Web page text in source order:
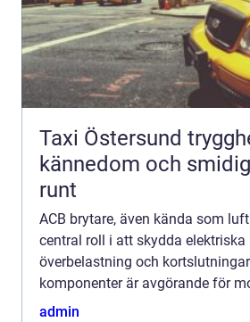
Taxi Östersund trygghet, lokal
kännedom och
runt
ACB brytare, även kända som
central roll i att skydda
överbelastning och
komponenter är avgörande för
strömförs&o...
admin